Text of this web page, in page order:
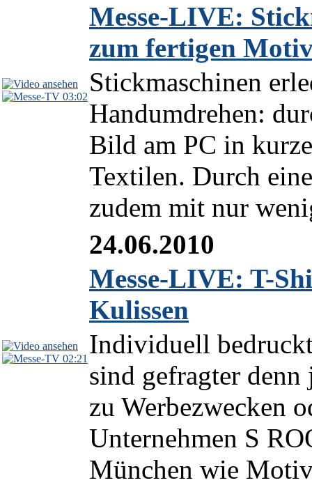
03:02
Messe-LIVE:
zum fertigen
Stickmaschinen
Handumdrehen:
Bild am PC in
Textilen. Durch
zudem mit nur
02:21
24.06.2010
Messe-LIVE: T-
Kulissen
Individuell
sind gefragter
zu Werbezwecken
Unternehmen S
München wie